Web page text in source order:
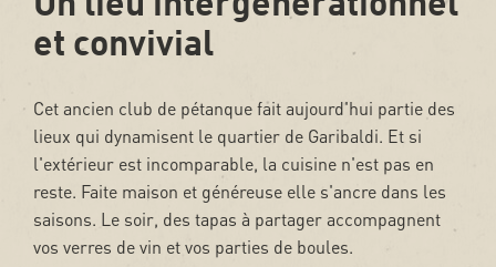
et convivial
Cet ancien club de pétanque fait aujourd'hui partie des
lieux qui dynamisent le quartier de Garibaldi. Et si
l'extérieur est incomparable, la cuisine n'est pas en
reste. Faite maison et généreuse elle s'ancre dans les
saisons. Le soir, des tapas à partager accompagnent
vos verres de vin et vos parties de boules.